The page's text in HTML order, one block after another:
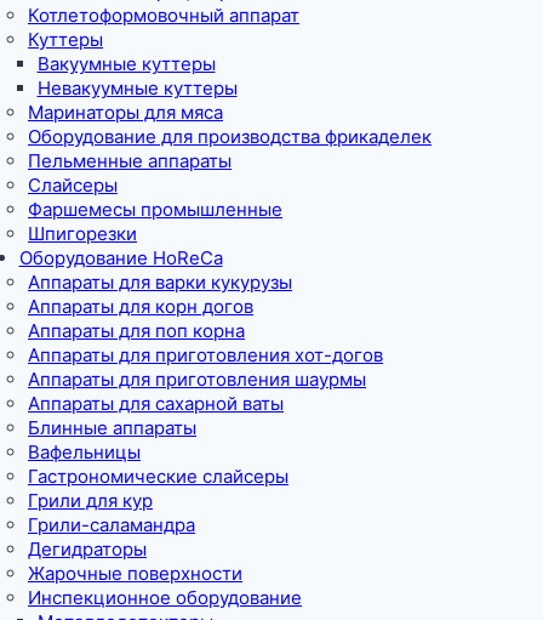
Котлетоформовочный аппарат
Куттеры
Вакуумные куттеры
Невакуумные куттеры
Маринаторы для мяса
Оборудование для производства фрикаделек
Пельменные аппараты
Слайсеры
Фаршемесы промышленные
Шпигорезки
Оборудование HoReCa
Аппараты для варки кукурузы
Аппараты для корн догов
Аппараты для поп корна
Аппараты для приготовления хот-догов
Аппараты для приготовления шаурмы
Аппараты для сахарной ваты
Блинные аппараты
Вафельницы
Гастрономические слайсеры
Грили для кур
Грили-саламандра
Дегидраторы
Жарочные поверхности
Инспекционное оборудование